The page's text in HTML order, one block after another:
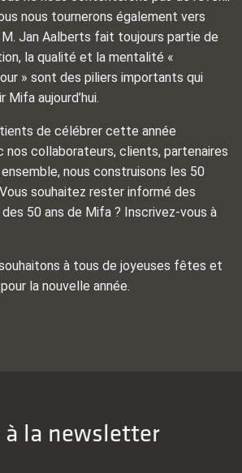
nous tournerons également vers
M. Jan Aalberts fait toujours partie de
la qualité et la mentalité «
» sont des piliers importants qui
aujourd’hui.
de célébrer cette année
nos collaborateurs, clients, partenaires
nous construisons les 50
souhaitez rester informé des
50 ans de Mifa ? Inscrivez-vous à
à tous de joyeuses fêtes et
la nouvelle année.
la newsletter